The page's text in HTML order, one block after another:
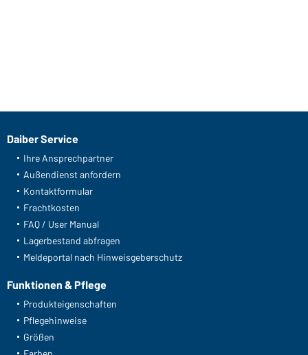
Daiber Service
Ihre Ansprechpartner
Außendienst anfordern
Kontaktformular
Frachtkosten
FAQ / User Manual
Lagerbestand abfragen
Meldeportal nach Hinweisgeberschutz
Funktionen & Pflege
Produkteigenschaften
Pflegehinweise
Größen